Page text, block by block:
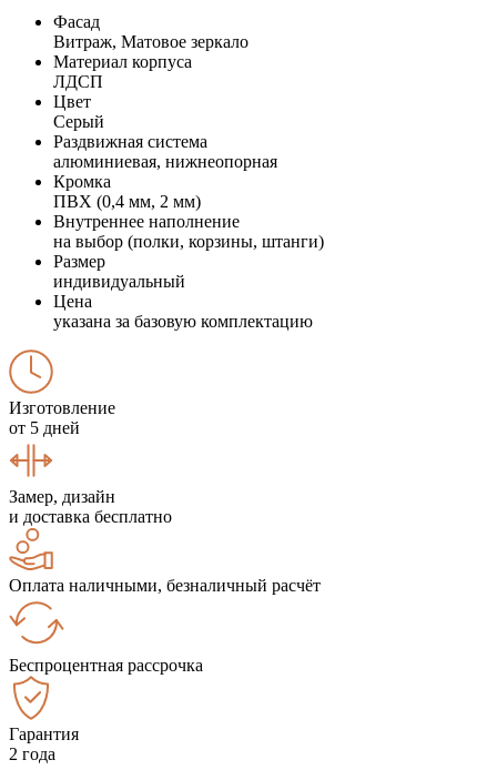
Фасад
Витраж, Матовое зеркало
Материал корпуса
ЛДСП
Цвет
Серый
Раздвижная система
алюминиевая, нижнеопорная
Кромка
ПВХ (0,4 мм, 2 мм)
Внутреннее наполнение
на выбор (полки, корзины, штанги)
Размер
индивидуальный
Цена
указана за базовую комплектацию
Изготовление
от 5 дней
Замер, дизайн
и доставка бесплатно
Оплата наличными, безналичный расчёт
Беспроцентная рассрочка
Гарантия
2 года